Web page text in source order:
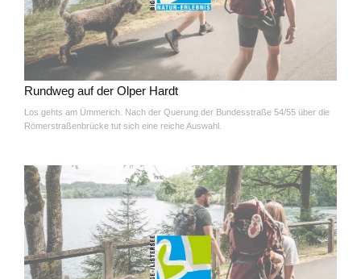
Rundweg auf der Olper Hardt
Los gehts am Ümmerich. Nach der Querung der Bundesstraße 54/55 über die
Römerstraßenbrücke tut sich eine reiche Auswahl.